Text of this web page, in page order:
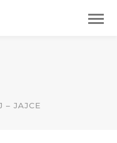
– JAJCE